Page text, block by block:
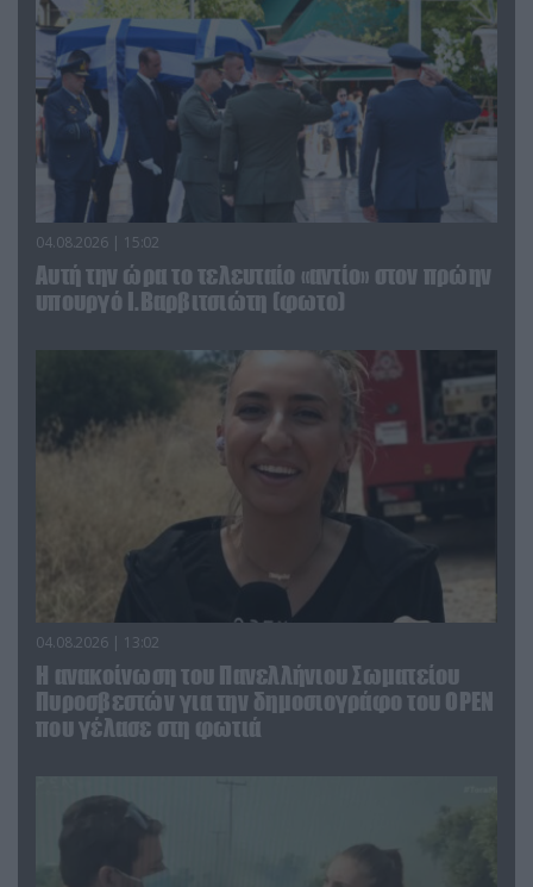
04.08.2026 | 15:02
Αυτή την ώρα το τελευταίο «αντίο» στον πρώην
υπουργό Ι.Βαρβιτσιώτη (φωτο)
04.08.2026 | 13:02
Η ανακοίνωση του Πανελλήνιου Σωματείου
Πυροσβεστών για την δημοσιογράφο του OPEN
που γέλασε στη φωτιά